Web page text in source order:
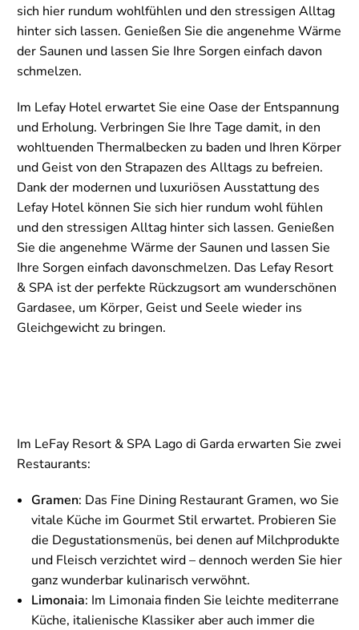
sich hier rundum wohlfühlen und den stressigen Alltag
hinter sich lassen. Genießen Sie die angenehme Wärme
der Saunen und lassen Sie Ihre Sorgen einfach davon
schmelzen.
Im Lefay Hotel erwartet Sie eine Oase der Entspannung
und Erholung. Verbringen Sie Ihre Tage damit, in den
wohltuenden Thermalbecken zu baden und Ihren Körper
und Geist von den Strapazen des Alltags zu befreien.
Dank der modernen und luxuriösen Ausstattung des
Lefay Hotel können Sie sich hier rundum wohl fühlen
und den stressigen Alltag hinter sich lassen. Genießen
Sie die angenehme Wärme der Saunen und lassen Sie
Ihre Sorgen einfach davonschmelzen. Das Lefay Resort
& SPA ist der perfekte Rückzugsort am wunderschönen
Gardasee, um Körper, Geist und Seele wieder ins
Gleichgewicht zu bringen.
Im LeFay Resort & SPA Lago di Garda erwarten Sie zwei
Restaurants:
Gramen: Das Fine Dining Restaurant Gramen, wo Sie
vitale Küche im Gourmet Stil erwartet. Probieren Sie
die Degustationsmenüs, bei denen auf Milchprodukte
und Fleisch verzichtet wird – dennoch werden Sie hier
ganz wunderbar kulinarisch verwöhnt.
Limonaia: Im Limonaia finden Sie leichte mediterrane
Küche, italienische Klassiker aber auch immer die